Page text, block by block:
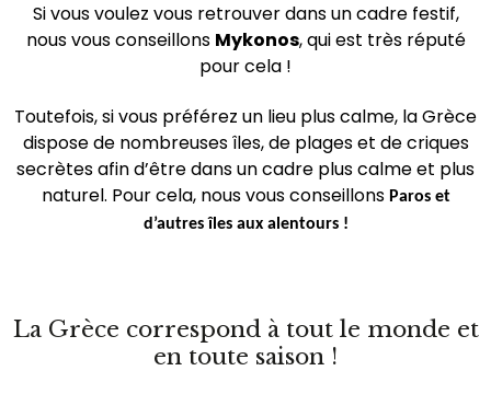
Si vous voulez vous retrouver dans un cadre festif,
nous vous conseillons Mykonos, qui est très réputé
pour cela !
Toutefois, si vous préférez un lieu plus calme, la Grèce
dispose de nombreuses îles, de plages et de criques
secrètes afin d’être dans un cadre plus calme et plus
naturel. Pour cela, nous vous conseillons Paros et
d’autres îles aux alentours !
La Grèce correspond à tout le monde et
en toute saison !